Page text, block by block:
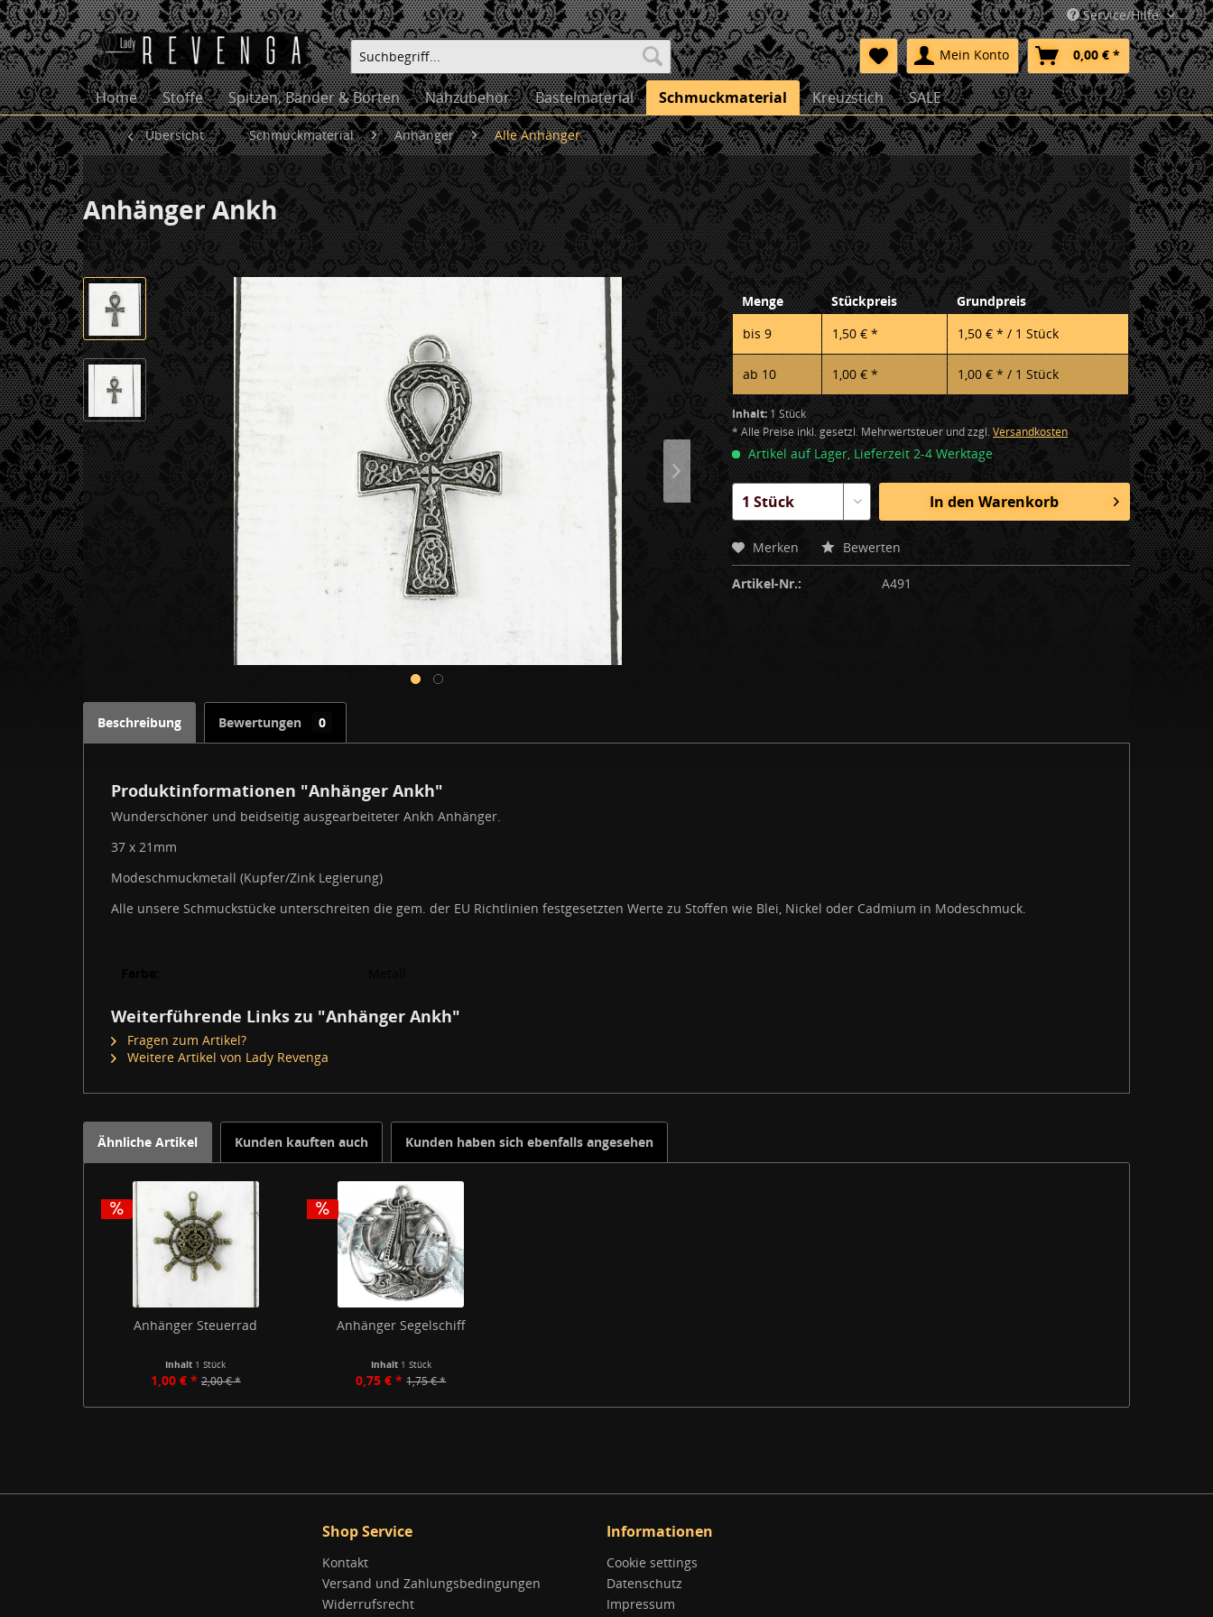
Service/Hilfe
Mein Konto 0,00 € *
Home Stoffe Spitzen, Bänder & Borten Nähzubehör Bastelmaterial Schmuckmaterial Kreuzstich SALE
Übersicht Schmuckmaterial Anhänger Alle Anhänger
Anhänger Ankh
Menge Stückpreis
Grundpreis
bis9 1,50 € * 1,50 € * / 1 Stück
ab 10 1,00 € * 1,00 € * / 1 Stück
Inhalt: 1 Stück
* Alle Preise inkl. gesetzl. Mehrwertsteuer und zzgl.Versandkosten
Artikel auf Lager, Lieferzeit 2-4 Werktage
In den Warenkorb
Merken Bewerten
Artikel-Nr.: A491
Beschreibung Bewertungen 0
Produktinformationen "Anhänger Ankh"
Wunderschöner und beidseitig ausgearbeiteter Ankh Anhänger.
37 x 21mm
Modeschmuckmetall (Kupfer/Zink Legierung)
Alle unsere Schmuckstücke unterschreiten die gem. der EU Richtlinien festgesetzten Werte zu Stoffen wie Blei, Nickel oder Cadmium in Modeschmuck.
Weiterführende Links zu "Anhänger Ankh"
Fragen zum Artikel?
Weitere Artikel von Lady Revenga
Ähnliche Artikel Kunden kauften auch Kunden haben sich ebenfalls angesehen
Anhänger Steuerrad
Inhalt 1 Stück
1,00 € * 2,00 € *
Anhänger Segelschiff
Inhalt 1 Stück
0,75 € * 1,75 € *
Shop Service
Kontakt
Versand und Zahlungsbedingungen
Widerrufsrecht
Informationen
Cookie settings
Datenschutz
Impressum